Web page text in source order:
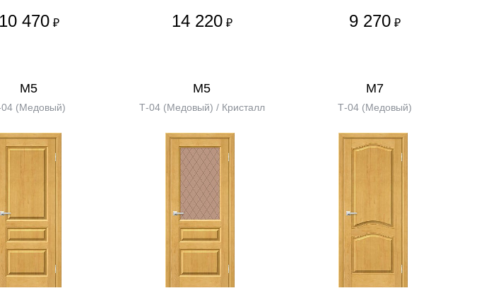
10 470 ₽ 14 220 ₽ 9 270 ₽
М5
(Медовый)
М5
Т-04 (Медовый) / Кристалл
М7
Т-04 (Медовый)